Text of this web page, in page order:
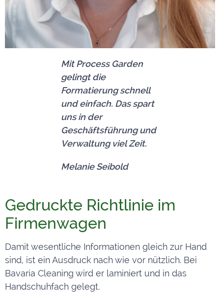
Mit Process Garden
gelingt die
Formatierung schnell
und einfach. Das spart
uns in der
Geschäftsführung und
Verwaltung viel Zeit.
Melanie Seibold
Gedruckte Richtlinie im
Firmenwagen
Damit wesentliche Informationen gleich zur Hand
sind, ist ein Ausdruck nach wie vor nützlich. Bei
Bavaria Cleaning wird er laminiert und in das
Handschuhfach gelegt.